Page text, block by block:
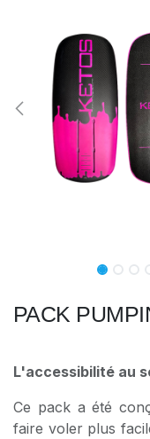
PACK
L'accessibilité au
Ce pack a été
faire voler plus